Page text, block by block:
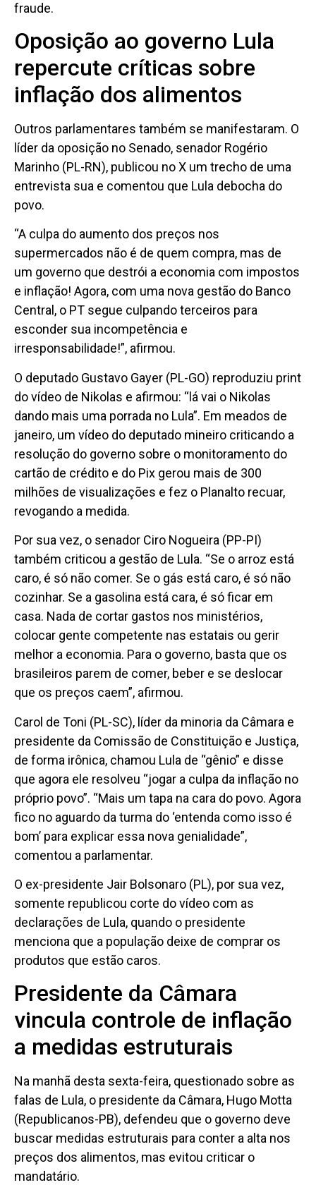
fraude.
Oposição ao governo Lula
repercute críticas sobre
inflação dos alimentos
Outros parlamentares também se manifestaram. O
líder da oposição no Senado, senador Rogério
Marinho (PL-RN), publicou no X um trecho de uma
entrevista sua e comentou que Lula debocha do
povo.
“A culpa do aumento dos preços nos
supermercados não é de quem compra, mas de
um governo que destrói a economia com impostos
e inflação! Agora, com uma nova gestão do Banco
Central, o PT segue culpando terceiros para
esconder sua incompetência e
irresponsabilidade!”, afirmou.
O deputado Gustavo Gayer (PL-GO) reproduziu print
do vídeo de Nikolas e afirmou: “lá vai o Nikolas
dando mais uma porrada no Lula”. Em meados de
janeiro, um vídeo do deputado mineiro criticando a
resolução do governo sobre o monitoramento do
cartão de crédito e do Pix gerou mais de 300
milhões de visualizações e fez o Planalto recuar,
revogando a medida.
Por sua vez, o senador Ciro Nogueira (PP-PI)
também criticou a gestão de Lula. “Se o arroz está
caro, é só não comer. Se o gás está caro, é só não
cozinhar. Se a gasolina está cara, é só ficar em
casa. Nada de cortar gastos nos ministérios,
colocar gente competente nas estatais ou gerir
melhor a economia. Para o governo, basta que os
brasileiros parem de comer, beber e se deslocar
que os preços caem”, afirmou.
Carol de Toni (PL-SC), líder da minoria da Câmara e
presidente da Comissão de Constituição e Justiça,
de forma irônica, chamou Lula de “gênio” e disse
que agora ele resolveu “jogar a culpa da inflação no
próprio povo”. “Mais um tapa na cara do povo. Agora
fico no aguardo da turma do ‘entenda como isso é
bom’ para explicar essa nova genialidade”,
comentou a parlamentar.
O ex-presidente Jair Bolsonaro (PL), por sua vez,
somente republicou corte do vídeo com as
declarações de Lula, quando o presidente
menciona que a população deixe de comprar os
produtos que estão caros.
Presidente da Câmara
vincula controle de inflação
a medidas estruturais
Na manhã desta sexta-feira, questionado sobre as
falas de Lula, o presidente da Câmara, Hugo Motta
(Republicanos-PB), defendeu que o governo deve
buscar medidas estruturais para conter a alta nos
preços dos alimentos, mas evitou criticar o
mandatário.